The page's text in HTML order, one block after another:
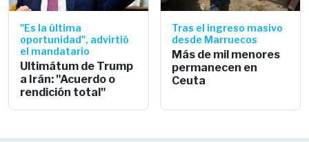
"Es la última
oportunidad", advirtió
el mandatario
Ultimátum de Trump
a Irán: "Acuerdo o
rendición total"
Tras el ingreso masivo
desde Marruecos
Más de mil menores
permanecen en
Ceuta